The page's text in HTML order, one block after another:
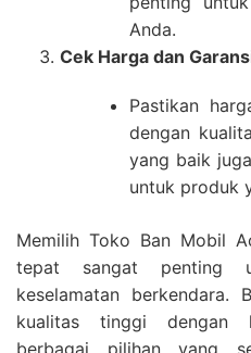
Anda.
Cek Harga dan
Pastikan
dengan
yang baik
untuk produk
Memilih Toko Ban Mobil
tepat sangat penting
keselamatan berkendara.
kualitas tinggi dengan
berbagai pilihan yang